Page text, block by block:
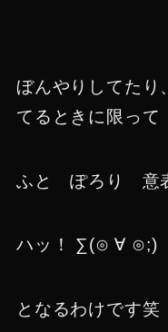
ぼんやりしてたり
てるときに限って
ふと ぽろり 意
ハッ！ ∑(⊙ ∀ ⊙;)
となるわけです笑